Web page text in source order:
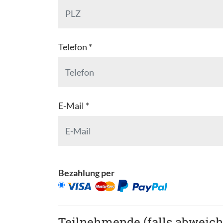
Telefon *
E-Mail *
Bezahlung per